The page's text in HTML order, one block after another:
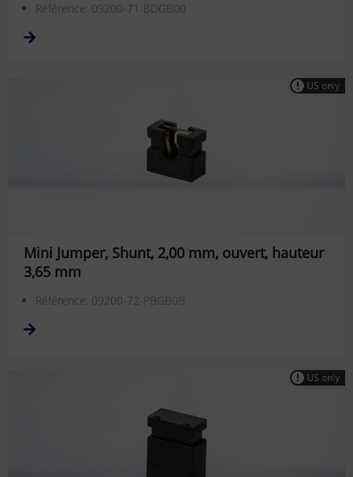
Référence: 09200-71-BDGB00
Mini Jumper, Shunt, 2,00 mm, ouvert, hauteur
3,65 mm
Référence: 09200-72-PBGB0B